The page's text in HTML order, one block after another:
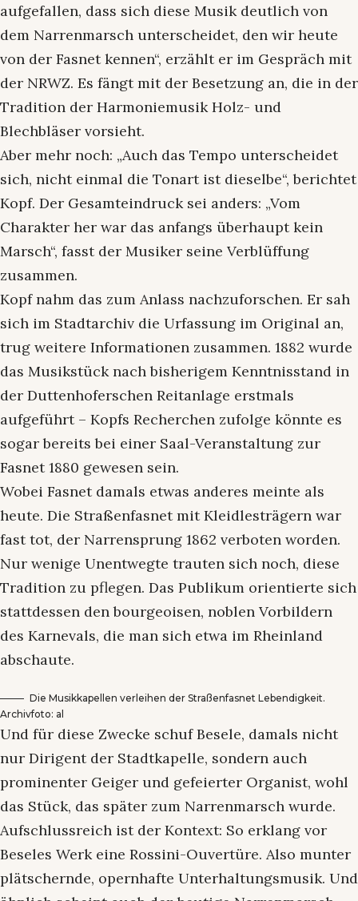
aufgefallen, dass sich diese Musik deutlich von
dem Narrenmarsch unterscheidet, den wir heute
von der Fasnet kennen“, erzählt er im Gespräch mit
der NRWZ. Es fängt mit der Besetzung an, die in der
Tradition der Harmoniemusik Holz- und
Blechbläser vorsieht.
Aber mehr noch: „Auch das Tempo unterscheidet
sich, nicht einmal die Tonart ist dieselbe“, berichtet
Kopf. Der Gesamteindruck sei anders: „Vom
Charakter her war das anfangs überhaupt kein
Marsch“, fasst der Musiker seine Verblüffung
zusammen.
Kopf nahm das zum Anlass nachzuforschen. Er sah
sich im Stadtarchiv die Urfassung im Original an,
trug weitere Informationen zusammen. 1882 wurde
das Musikstück nach bisherigem Kenntnisstand in
der Duttenhoferschen Reitanlage erstmals
aufgeführt – Kopfs Recherchen zufolge könnte es
sogar bereits bei einer Saal-Veranstaltung zur
Fasnet 1880 gewesen sein.
Wobei Fasnet damals etwas anderes meinte als
heute. Die Straßenfasnet mit Kleidlesträgern war
fast tot, der Narrensprung 1862 verboten worden.
Nur wenige Unentwegte trauten sich noch, diese
Tradition zu pflegen. Das Publikum orientierte sich
stattdessen den bourgeoisen, noblen Vorbildern
des Karnevals, die man sich etwa im Rheinland
abschaute.
Die Musikkapellen verleihen der Straßenfasnet Lebendigkeit.
Archivfoto: al
Und für diese Zwecke schuf Besele, damals nicht
nur Dirigent der Stadtkapelle, sondern auch
prominenter Geiger und gefeierter Organist, wohl
das Stück, das später zum Narrenmarsch wurde.
Aufschlussreich ist der Kontext: So erklang vor
Beseles Werk eine Rossini-Ouvertüre. Also munter
plätschernde, opernhafte Unterhaltungsmusik. Und